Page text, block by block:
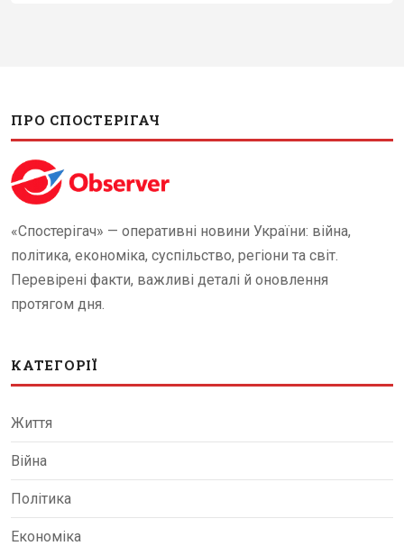
ПРО СПОСТЕРІГАЧ
«Спостерігач» — оперативні новини України: війна,
політика, економіка, суспільство, регіони та світ.
Перевірені факти, важливі деталі й оновлення
протягом дня.
КАТЕГОРІЇ
Життя
Війна
Політика
Економіка